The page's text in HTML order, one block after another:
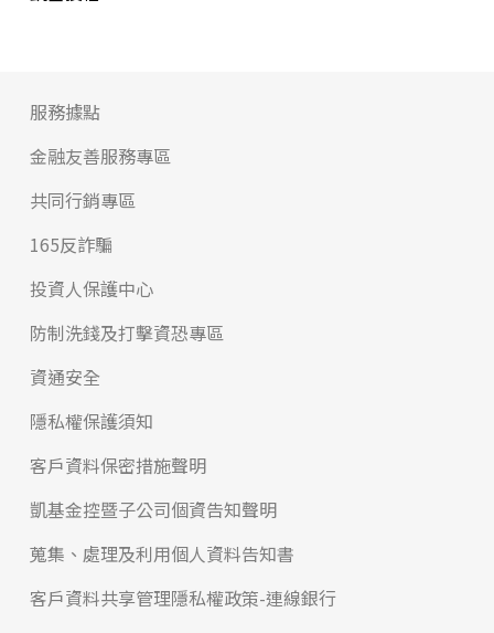
服務據點
金融友善服務專區
共同行銷專區
165反詐騙
投資人保護中心
防制洗錢及打擊資恐專區
資通安全
隱私權保護須知
客戶資料保密措施聲明
凱基金控暨子公司個資告知聲明
蒐集、處理及利用個人資料告知書
客戶資料共享管理隱私權政策-連線銀行